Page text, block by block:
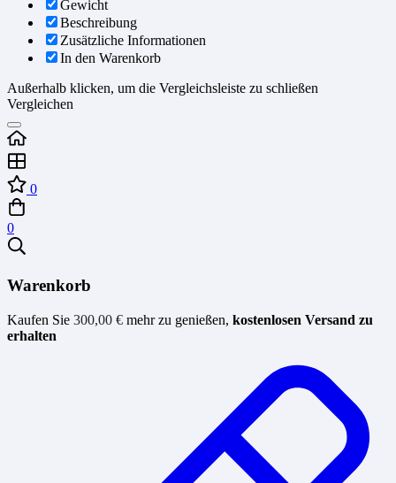
Gewicht
Beschreibung
Zusätzliche Informationen
In den Warenkorb
Außerhalb klicken, um die Vergleichsleiste zu schließen
Vergleichen
0
0
Warenkorb
Kaufen Sie 300,00 € mehr zu genießen, kostenlosen Versand zu
erhalten